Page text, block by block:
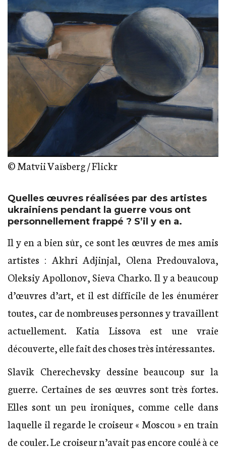
© Matvii Vaïsberg / Flickr
Quelles œuvres réalisées par des artistes
ukrainiens pendant la guerre vous ont
personnellement frappé ? S’il y en a.
Il y en a bien sûr, ce sont les œuvres de mes amis
artistes : Akhri Adjinjal, Olena Predouvalova,
Oleksiy Apollonov, Sieva Charko. Il y a beaucoup
d’œuvres d’art, et il est difficile de les énumérer
toutes, car de nombreuses personnes y travaillent
actuellement. Katia Lissova est une vraie
découverte, elle fait des choses très intéressantes.
Slavik Cherechevsky dessine beaucoup sur la
guerre. Certaines de ses œuvres sont très fortes.
Elles sont un peu ironiques, comme celle dans
laquelle il regarde le croiseur « Moscou » en train
de couler. Le croiseur n’avait pas encore coulé à ce